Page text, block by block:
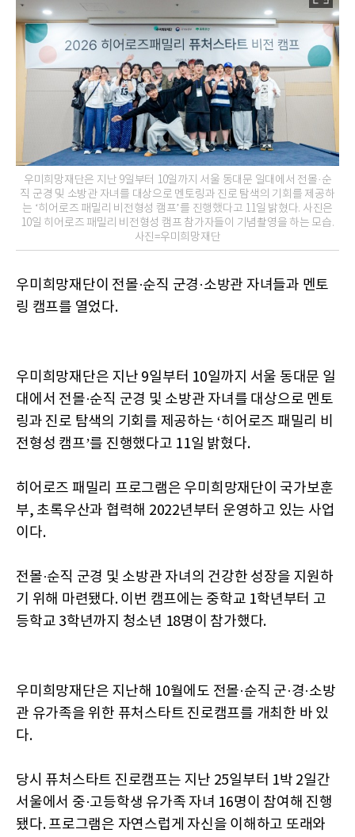
우미희망재단은 지난 9일부터 10일까지 서울 동대문 일대에서 전몰·순
직 군경 및 소방관 자녀를 대상으로 멘토링과 진로 탐색의 기회를 제공하
는 ‘히어로즈 패밀리 비전형성 캠프’를 진행했다고 11일 밝혔다. 사진은
10일 히어로즈 패밀리 비전형성 캠프 참가자들이 기념촬영을 하는 모습.
사진=우미희망재단
우미희망재단이 전몰·순직 군경·소방관 자녀들과 멘토
링 캠프를 열었다.
우미희망재단은 지난 9일부터 10일까지 서울 동대문 일
대에서 전몰·순직 군경 및 소방관 자녀를 대상으로 멘토
링과 진로 탐색의 기회를 제공하는 ‘히어로즈 패밀리 비
전형성 캠프’를 진행했다고 11일 밝혔다.
히어로즈 패밀리 프로그램은 우미희망재단이 국가보훈
부, 초록우산과 협력해 2022년부터 운영하고 있는 사업
이다.
전몰·순직 군경 및 소방관 자녀의 건강한 성장을 지원하
기 위해 마련됐다. 이번 캠프에는 중학교 1학년부터 고
등학교 3학년까지 청소년 18명이 참가했다.
우미희망재단은 지난해 10월에도 전몰·순직 군·경·소방
관 유가족을 위한 퓨처스타트 진로캠프를 개최한 바 있
다.
당시 퓨처스타트 진로캠프는 지난 25일부터 1박 2일간
서울에서 중·고등학생 유가족 자녀 16명이 참여해 진행
됐다. 프로그램은 자연스럽게 자신을 이해하고 또래와